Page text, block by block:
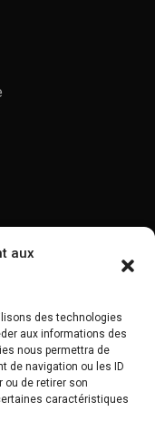
aux
des technologies
aux informations des
nous permettra de
de navigation ou les ID
ou de retirer son
caractéristiques